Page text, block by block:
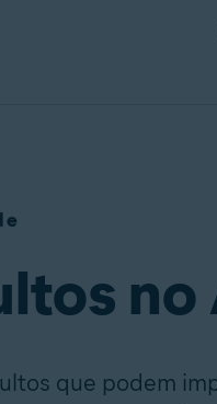
que podem